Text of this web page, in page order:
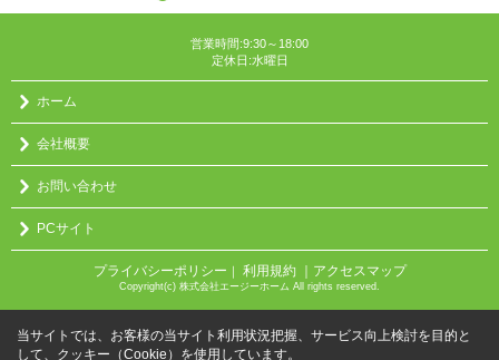
営業時間:9:30～18:00
定休日:水曜日
ホーム
会社概要
お問い合わせ
PCサイト
プライバシーポリシー ｜ 利用規約 ｜アクセスマップ
Copyright(c) 株式会社エージーホーム All rights reserved.
当サイトでは、お客様の当サイト利用状況把握、サービス向上検討を目的と
して、クッキー（Cookie）を使用しています。